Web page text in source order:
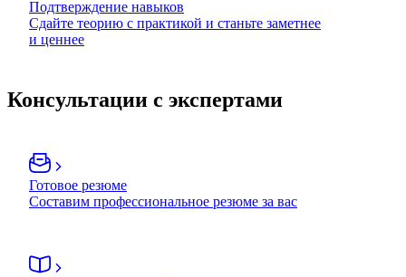
Подтверждение навыков
Сдайте теорию с практикой и станьте заметнее
и ценнее
Консультации с экспертами
Готовое резюме
Составим профессиональное резюме за вас